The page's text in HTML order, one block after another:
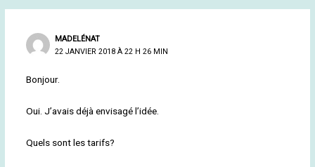
MADELÉNAT
22 JANVIER 2018 À 22 H 26 MIN
Bonjour.
Oui. J’avais déjà envisagé l’idée.
Quels sont les tarifs?